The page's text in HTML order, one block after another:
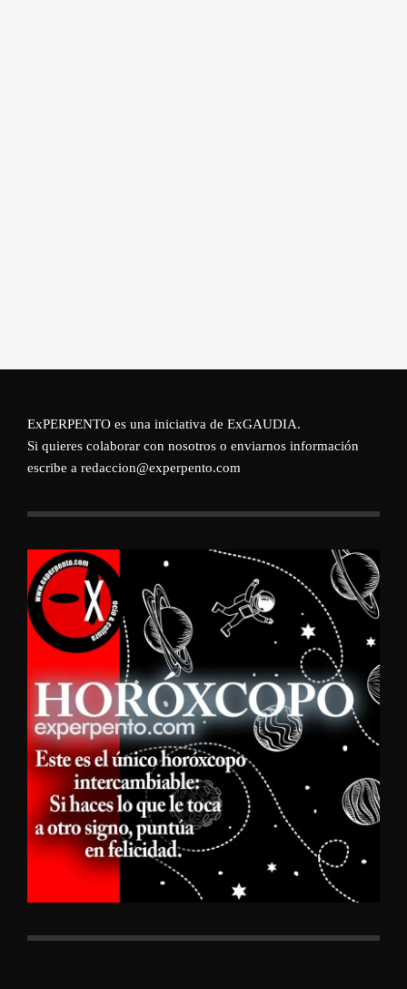
ExPERPENTO es una iniciativa de ExGAUDIA.
Si quieres colaborar con nosotros o enviarnos información
escribe a redaccion@experpento.com